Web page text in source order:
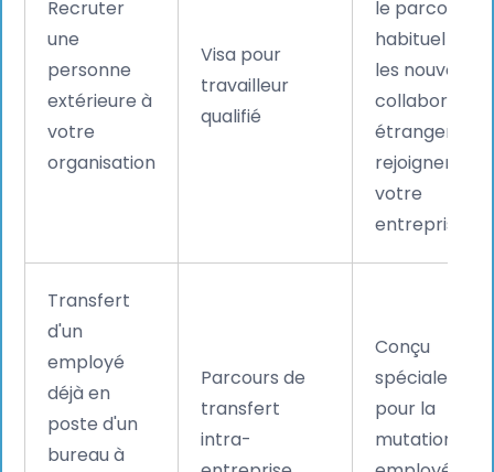
Recruter
une
personne
extérieure à
votre
organisation
Visa pour
travailleur
qualifié
le parcours
habituel pour
les nouveaux
étrangers qui
rejoignent
votre
entreprise.
Transfert
d'un
employé
déjà en
poste d'un
bureau à
Parcours de
transfert
intra-
Conçu
pour la
mutation des